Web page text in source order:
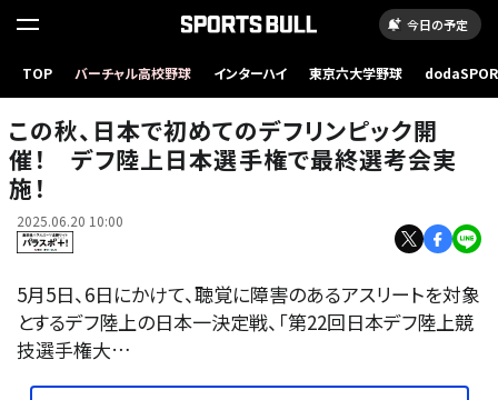
今日の予定
TOP バーチャル高校野球 インターハイ 東京六大学野球
この秋、日本で初めてのデフリンピック開
催！ デフ陸上日本選手権で最終選考会実
施！
2025.06.20 10:00
5月5日、6日にかけて、聴覚に障害のあるアスリートを対象
とするデフ陸上の日本一決定戦、「第22回日本デフ陸上競
技選手権大…